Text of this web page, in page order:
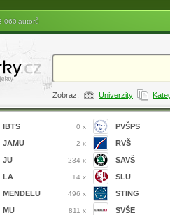
060 autorů
Zobraz: Univerzity
IBTS 0 x
JAMU 2 x
JU 234 x
LA 14 x
MENDELU 496 x
MU 811 x
PVŠPS
RVŠ
SAVŠ
SLU
STING
SVŠE